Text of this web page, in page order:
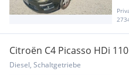
Citroën C4 Picasso HDi
Diesel, Schaltgetriebe